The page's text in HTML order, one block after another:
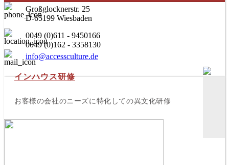
Großglocknerstr. 25
D-65199 Wiesbaden
0049 (0)611 - 9450166
0049 (0)162 - 3358130
info@accessculture.de
インハウス研修
お客様の会社のニーズに特化しての異文化研修